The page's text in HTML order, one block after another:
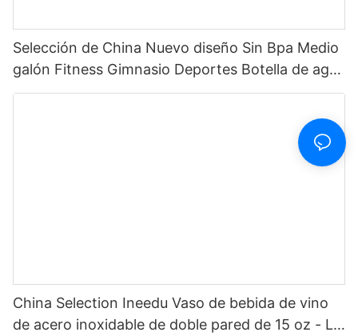
Selección de China Nuevo diseño Sin Bpa Medio
galón Fitness Gimnasio Deportes Botella de agua
motivacional de plástico transparente con
China Selection Ineedu Vaso de bebida de vino
de acero inoxidable de doble pared de 15 oz - La